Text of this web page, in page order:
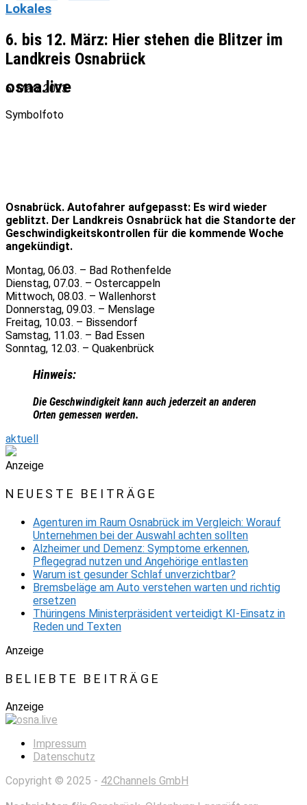
osna.live
Lokales
6. bis 12. März: Hier stehen die Blitzer im
Landkreis Osnabrück
6. März 2023
Symbolfoto
Osnabrück. Autofahrer aufgepasst: Es wird wieder
geblitzt. Der Landkreis Osnabrück hat die Standorte der
Geschwindigkeitskontrollen für die kommende Woche
angekündigt.
Montag, 06.03. – Bad Rothenfelde
Dienstag, 07.03. – Ostercappeln
Mittwoch, 08.03. – Wallenhorst
Donnerstag, 09.03. – Menslage
Freitag, 10.03. – Bissendorf
Samstag, 11.03. – Bad Essen
Sonntag, 12.03. – Quakenbrück
Hinweis:
Die Geschwindigkeit kann auch jederzeit an anderen
Orten gemessen werden.
aktuell
Anzeige
NEUESTE BEITRÄGE
Agenturen im Raum Osnabrück im Vergleich: Worauf
Unternehmen bei der Auswahl achten sollten
Alzheimer und Demenz: Symptome erkennen,
Pflegegrad nutzen und Angehörige entlasten
Warum ist gesunder Schlaf unverzichtbar?
Bremsbeläge am Auto verstehen warten und richtig
ersetzen
Thüringens Ministerpräsident verteidigt KI-Einsatz in
Reden und Texten
Anzeige
BELIEBTE BEITRÄGE
Anzeige
Impressum
Datenschutz
Copyright © 2025 - 42Channels GmbH